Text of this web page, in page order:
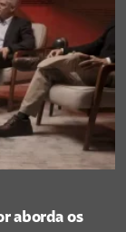
aborda os